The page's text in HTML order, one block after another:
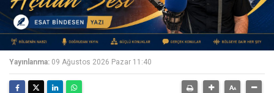
Yayınlanma: 09 Ağustos 2026 Pazar 11:40